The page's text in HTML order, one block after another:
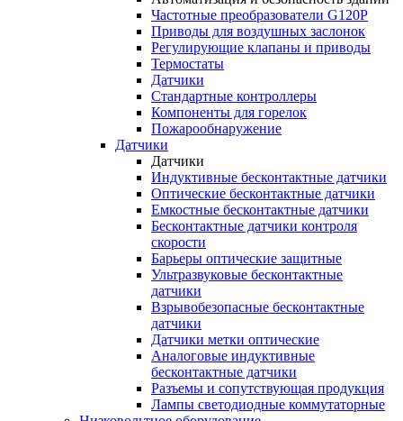
Частотные преобразователи G120P
Приводы для воздушных заслонок
Регулирующие клапаны и приводы
Термостаты
Датчики
Стандартные контроллеры
Компоненты для горелок
Пожарообнаружение
Датчики
Датчики
Индуктивные бесконтактные датчики
Оптические бесконтактные датчики
Емкостные бесконтактные датчики
Бесконтактные датчики контроля
скорости
Барьеры оптические защитные
Ультразвуковые бесконтактные
датчики
Взрывобезопасные бесконтактные
датчики
Датчики метки оптические
Аналоговые индуктивные
бесконтактные датчики
Разъемы и сопутствующая продукция
Лампы светодиодные коммутаторные